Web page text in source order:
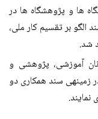
ها و پژوهشگاه ها در
الگو بر تقسیم کار ملی،
شد.
آموزشی، پژوهشی و
زمینه­ی سند همکاری دو